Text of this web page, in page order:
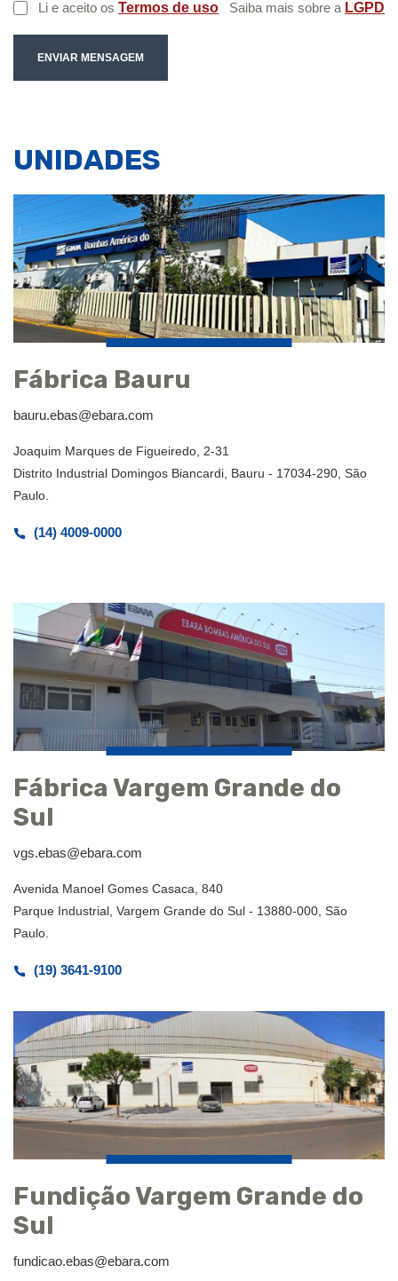
Li e aceito os Termos de uso Saiba mais sobre a LGPD
ENVIAR MENSAGEM
UNIDADES
Fábrica Bauru
bauru.ebas@ebara.com
Joaquim Marques de Figueiredo, 2-31
Distrito Industrial Domingos Biancardi, Bauru - 17034-290, São
Paulo.
(14) 4009-0000
Fábrica Vargem Grande do
Sul
vgs.ebas@ebara.com
Avenida Manoel Gomes Casaca, 840
Parque Industrial, Vargem Grande do Sul - 13880-000, São
Paulo.
(19) 3641-9100
Fundição Vargem Grande do
Sul
fundicao.ebas@ebara.com